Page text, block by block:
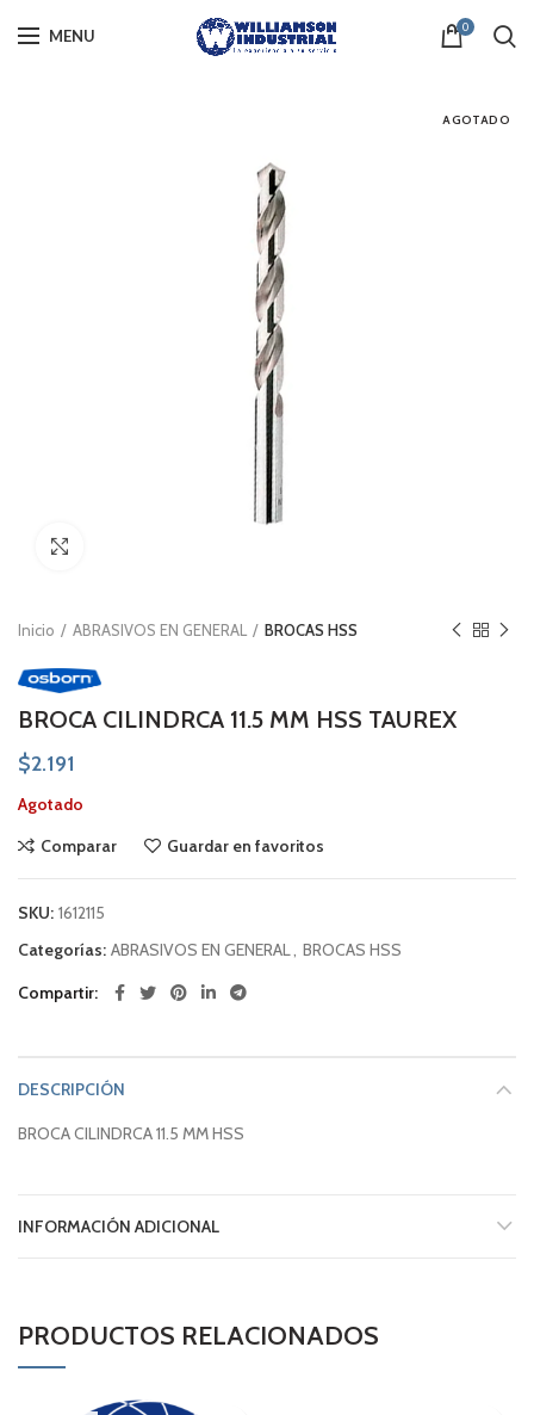
MENU 0
AGOTADO
Inicio ABRASIVOS EN GENERAL BROCAS HSS
BROCA CILINDRCA 11.5 MM HSS TAUREX
$2.191
Agotado
Comparar
Guardar en favoritos
SKU: 1612115
Categorías: ABRASIVOS EN GENERAL, BROCAS HSS
Compartir
DESCRIPCIÓN
BROCA CILINDRCA 11.5 MM HSS
INFORMACIÓN ADICIONAL
PRODUCTOS RELACIONADOS